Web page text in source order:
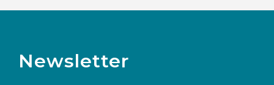
Newsletter